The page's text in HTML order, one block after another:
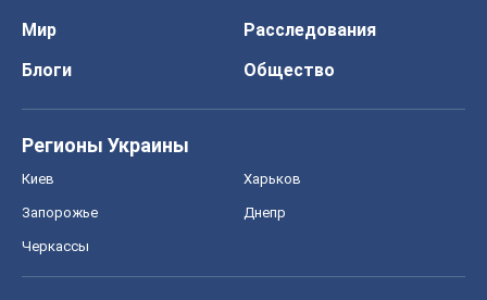
Мир
Расследования
Блоги
Общество
Регионы Украины
Киев Харьков
Запорожье Днепр
Черкассы